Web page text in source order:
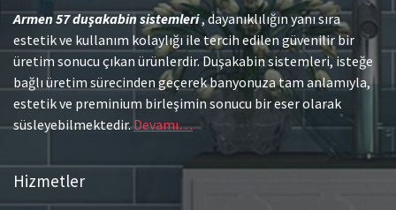
Armen 57duşakabin sistemleri, dayanıklılığın yanı sıra
estetik ve kullanım kolaylığı ile tercih edilen güvenilir bir
üretim sonucu çıkan ürünlerdir. Duşakabin sistemleri, isteğe
bağlı üretim sürecinden geçerek banyonuza tam anlamıyla,
estetik ve preminium birleşimin sonucu bir eser olarak
süsleyebilmektedir.Devamı…
Hizmetler